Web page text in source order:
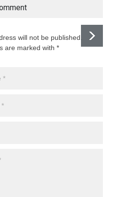
will not be published.
are marked with *